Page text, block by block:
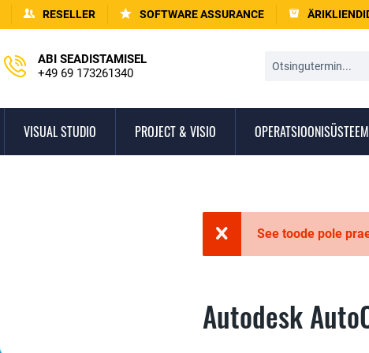
RESELLER SOFTWARE ASSURANCE
ABI SEADISTAMISEL
+49 69 173261340
VISUAL STUDIO PROJECT & VISIO
See toode pole
Autodesk